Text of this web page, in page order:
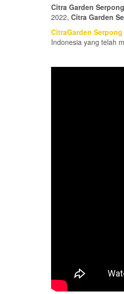
Citra Garden Serpong
2022, Citra Garden
CitraGarden Serpong
Indonesia yang telah